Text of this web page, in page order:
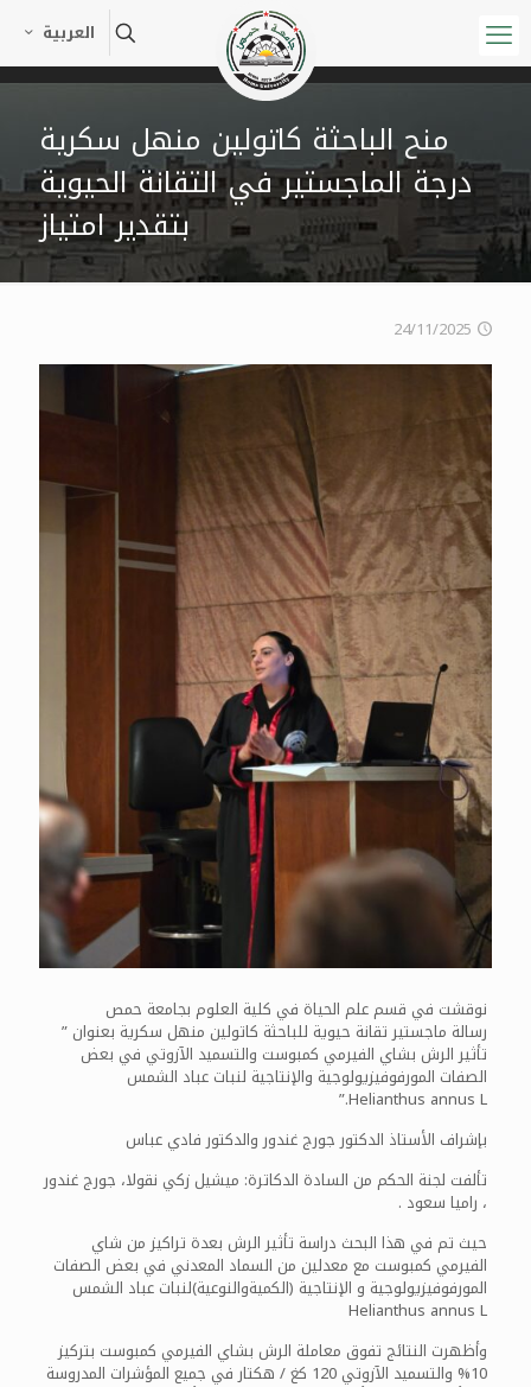
العربية
منح الباحثة كاتولين منهل سكرية
درجة الماجستير في التقانة الحيوية
بتقدير امتياز
24/11/2025
نوقشت في قسم علم الحياة في كلية العلوم بجامعة حمص
رسالة ماجستير تقانة حيوية للباحثة كاتولين منهل سكرية بعنوان ”
تأثير الرش بشاي الفيرمي كمبوست والتسميد الآزوتي في بعض
الصفات المورفوفيزيولوجية والإنتاجية لنبات عباد الشمس
Helianthus annus L.”
بإشراف الأستاذ الدكتور جورج غندور والدكتور فادي عباس
تألفت لجنة الحكم من السادة الدكاترة: ميشيل زكي نقولا، جورج غندور
، راميا سعود .
حيث تم في هذا البحث دراسة تأثير الرش بعدة تراكيز من شاي
الفيرمي كمبوست مع معدلين من السماد المعدني في بعض الصفات
المورفوفيزيولوجية و الإنتاجية (الكميةوالنوعية)لنبات عباد الشمس
Helianthus annus L
وأظهرت النتائج تفوق معاملة الرش بشاي الفيرمي كمبوست بتركيز
10% والتسميد الآزوتي 120 كغ / هكتار في جميع المؤشرات المدروسة